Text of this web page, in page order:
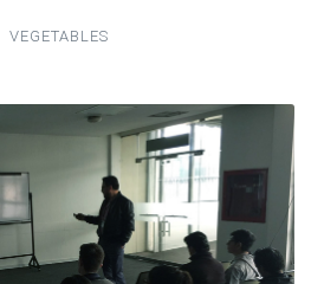
VEGETABLES